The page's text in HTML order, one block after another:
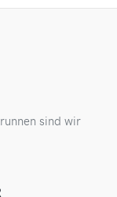
sind wir